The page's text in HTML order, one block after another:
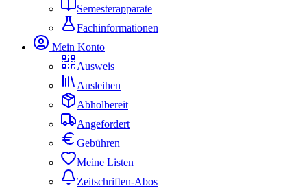
Semesterapparate
Fachinformationen
Mein Konto
Ausweis
Ausleihen
Abholbereit
Angefordert
Gebühren
Meine Listen
Zeitschriften-Abos